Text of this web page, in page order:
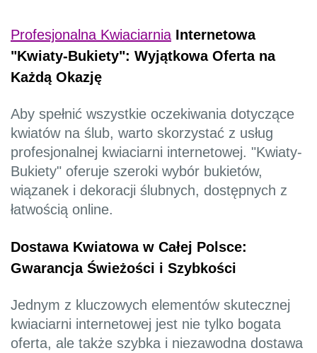
Profesjonalna KwiaciarniaInternetowa
"Kwiaty-Bukiety": Wyjątkowa Oferta na
Każdą Okazję
Aby spełnić wszystkie oczekiwania dotyczące
kwiatów na ślub, warto skorzystać z usług
profesjonalnej kwiaciarni internetowej. "Kwiaty-
Bukiety" oferuje szeroki wybór bukietów,
wiązanek i dekoracji ślubnych, dostępnych z
łatwością online.
Dostawa Kwiatowa w Całej Polsce:
Gwarancja Świeżości i Szybkości
Jednym z kluczowych elementów skutecznej
kwiaciarni internetowej jest nie tylko bogata
oferta, ale także szybka i niezawodna dostawa